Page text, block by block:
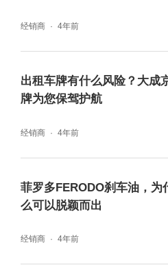
个国际知名售后品牌。
线，是多品牌售后市场
轻型汽车、商用车和其他
品。在全球有超过
家及地区，德雷威将通
验，帮助客户更大程度享
驾驶，每一场比赛，每一
经销商 4年前
出租车牌有什么风险？大成
牌为您保驾护航
经销商 4年前
菲罗多FERODO刹车油，为
么可以脱颖而出
经销商 4年前